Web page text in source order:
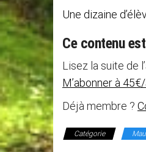
Une dizaine
Ce contenu
Lisez la suite de
M’abonner à
Déjà membre ?
Catégorie